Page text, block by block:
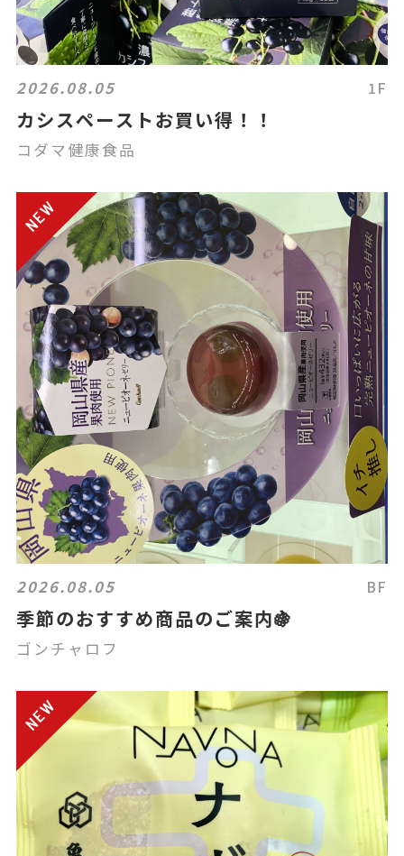
2026.08.05 1F
カシスペーストお買い得！！
コダマ健康食品
2026.08.05 BF
季節のおすすめ商品のご案内🍇
ゴンチャロフ